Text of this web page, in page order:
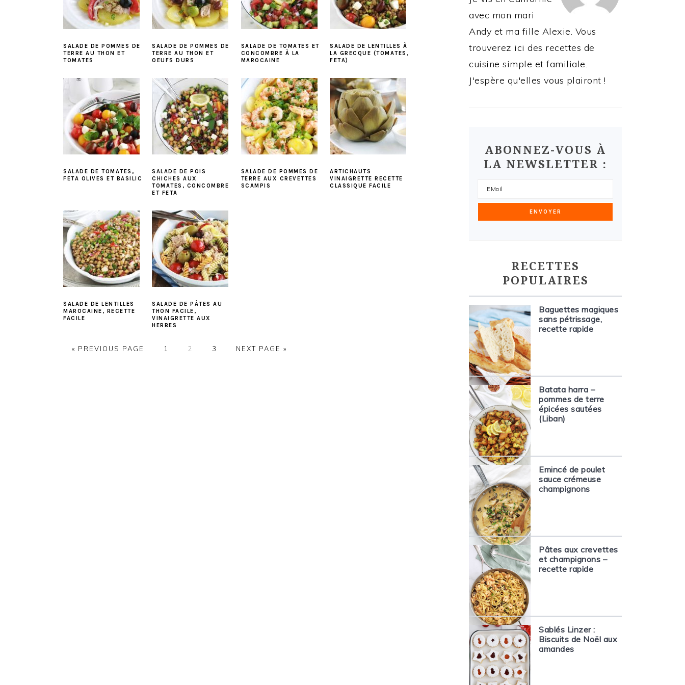
SALADE DE POMMES DE
TERRE AU THON ET
TOMATES
SALADE DE POMMES DE
TERRE AU THON ET
OEUFS DURS
SALADE DE TOMATES ET
CONCOMBRE À LA
MAROCAINE
SALADE DE LENTILLES À
LA GRECQUE (TOMATES,
FETA)
SALADE DE TOMATES,
FETA OLIVES ET BASILIC
SALADE DE POIS
CHICHES AUX
TOMATES, CONCOMBRE
ET FETA
SALADE DE POMMES DE
TERRE AUX CREVETTES
SCAMPIS
ARTICHAUTS
VINAIGRETTE RECETTE
CLASSIQUE FACILE
SALADE DE LENTILLES
MAROCAINE, RECETTE
FACILE
SALADE DE PÂTES AU
THON FACILE,
VINAIGRETTE AUX
HERBES
« PREVIOUS PAGE PAGE
1 PAGE
2 PAGE
3 NEXT PAGE »
avec mon mari
Andy et ma fille Alexie. Vous
trouverez ici des recettes de
cuisine simple et familiale.
J'espère qu'elles vous plairont !
ABONNEZ-VOUS À
LA NEWSLETTER :
RECETTES
POPULAIRES
Baguettes magiques
sans pétrissage,
recette rapide
Batata harra –
pommes de terre
épicées sautées
(Liban)
Emincé de poulet
sauce crémeuse
champignons
Pâtes aux crevettes
et champignons –
recette rapide
Sablés Linzer :
Biscuits de Noël aux
amandes